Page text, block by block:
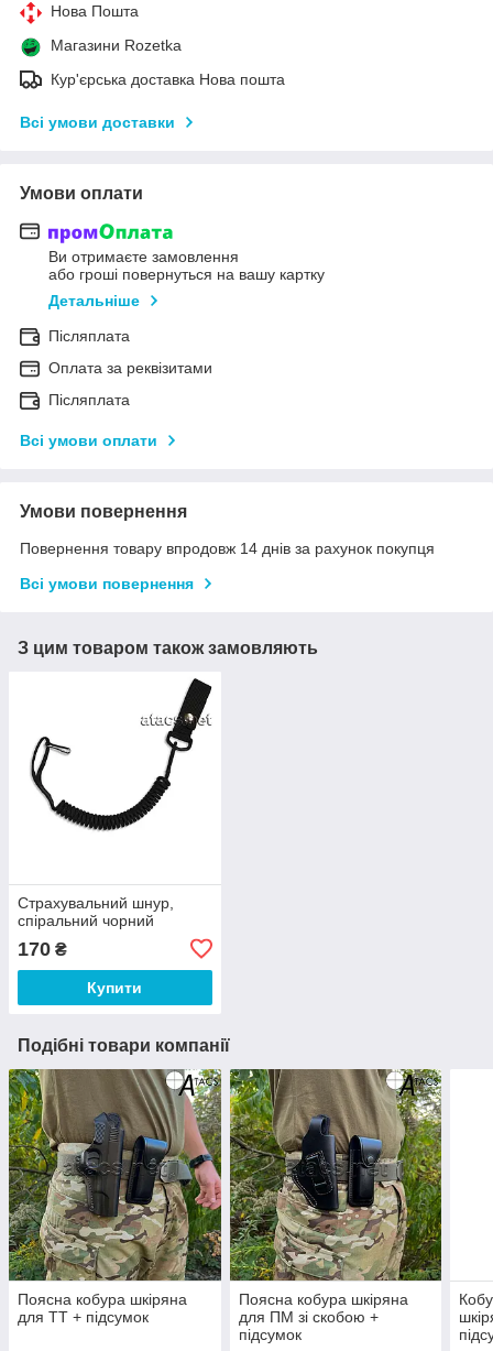
Нова Пошта
Магазини Rozetka
Кур'єрська доставка Нова пошта
Всі умови доставки
Умови оплати
Ви отримаєте замовлення
або гроші повернуться на вашу картку
Детальніше
Післяплата
Оплата за реквізитами
Післяплата
Всі умови оплати
Умови повернення
Повернення товару впродовж 14 днів за рахунок покупця
Всі умови повернення
З цим товаром також замовляють
Страхувальний шнур,
спіральний чорний
170 ₴
Купити
Подібні товари компанії
Поясна кобура шкіряна
для ТТ + підсумок
Поясна кобура шкіряна
для ПМ зі скобою +
підсумок